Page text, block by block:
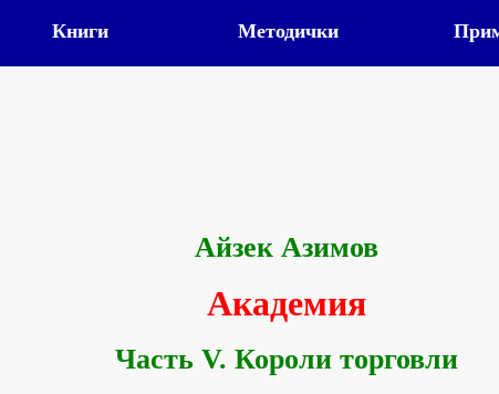
Книги Методички
Айзек Азимов
Академия
Часть V. Короли торговли